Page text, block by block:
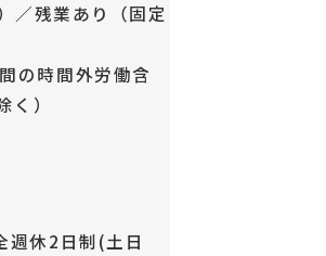
／残業あり（固定
の時間外労働含
）
週休2日制(土日